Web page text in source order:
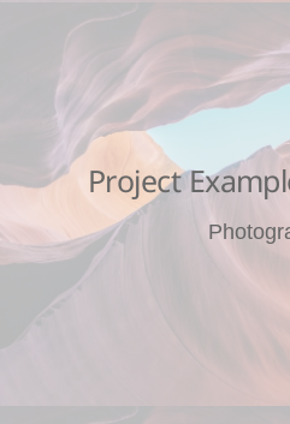
Project